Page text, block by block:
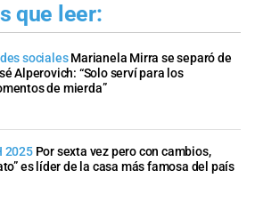
que leer:
sociales Marianela Mirra se separó de
Alperovich: “Solo serví para los
de mierda”
2025 Por sexta vez pero con cambios,
es líder de la casa más famosa del país